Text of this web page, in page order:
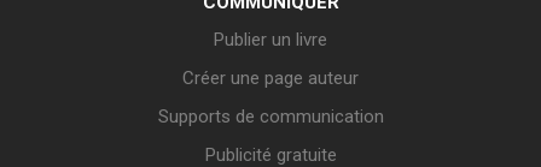
Publier un livre
Créer une page auteur
Supports de communication
Publicité gratuite